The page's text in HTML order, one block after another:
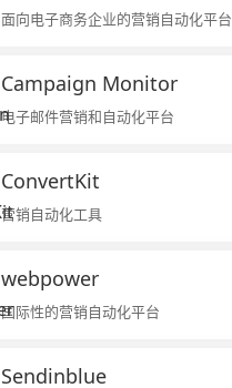
面向电子商务企业的营销自动化平台
Campaign Monitor
电子邮件营销和自动化平台
ConvertKit
营销自动化工具
webpower
国际性的营销自动化平台
Sendinblue